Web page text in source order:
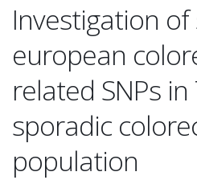
Investigation of
european
related SNPs
sporadic
population